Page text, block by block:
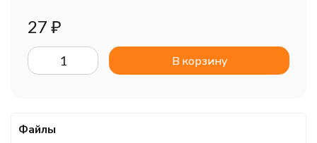
27 ₽
В корзину
Файлы